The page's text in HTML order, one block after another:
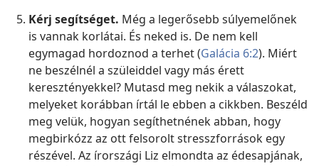
Kérj segítséget. Még a legerősebb súlyemelőnek
is vannak korlátai. És neked is. De nem kell
egymagad hordoznod a terhet (Galácia 6:2). Miért
ne beszélnél a szüleiddel vagy más érett
keresztényekkel? Mutasd meg nekik a válaszokat,
melyeket korábban írtál le ebben a cikkben. Beszéld
meg velük, hogyan segíthetnének abban, hogy
megbirkózz az ott felsorolt stresszforrások egy
részével. Az írországi Liz elmondta az édesapjának,